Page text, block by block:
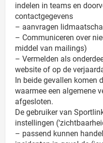
indelen in teams en
contactgegevens
– aanvragen
– Communiceren over
middel van mailings)
– Vermelden als
website of op de
In beide gevallen komen
waarmee een algemene
afgesloten.
De gebruiker van
instellingen
– passend kunnen